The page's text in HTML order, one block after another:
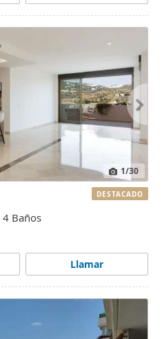
1/30
4 Baños
Llamar
DESTACADO